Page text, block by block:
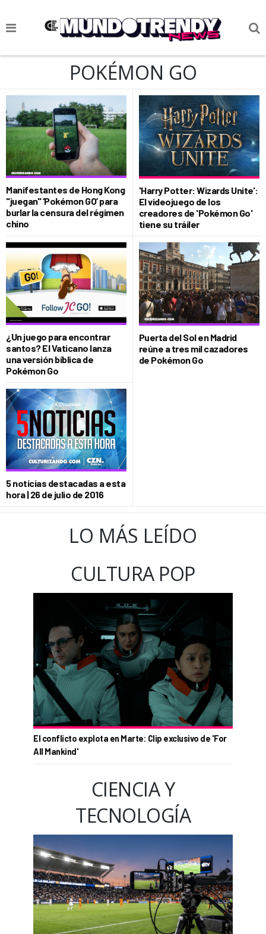
NOTICIAS
CIENCIA Y TECNOLOGÍA
VIDA
SOCIEDAD
CULTURIZANDO.COM
POKÉMON GO
Manifestantes de Hong Kong
"juegan" ‘Pokémon GO’ para
burlar la censura del régimen
chino
'Harry Potter: Wizards Unite':
El videojuego de los
creadores de 'Pokémon Go'
tiene su tráiler
¿Un juego para encontrar
santos? El Vaticano lanza
una versión bíblica de
Pokémon Go
Puerta del Sol en Madrid
reúne a tres mil cazadores
de Pokémon Go
5 noticias destacadas a esta
hora | 26 de julio de 2016
LO MÁS LEÍDO
CULTURA POP
El conflicto explota en Marte: Clip exclusivo de 'For
All Mankind'
CIENCIA Y
TECNOLOGÍA